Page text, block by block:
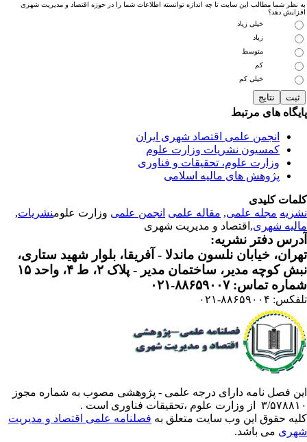
نظر شما مطالب این سایت تا چه اندازه توانسته اطلاعات شما را در حوزه اقتصاد و مدیریت شهری
دهد؟
خیلی زیاد
زیاد
متوسط
خیلی کم
های مرتبط
انجمن علمی اقتصاد شهری ایران
کمسیون نشریات وزارت علوم
وزارت علوم، تحقیقات و فناوری
پژوهش های مالیه اسلامی
کلیدی
مجله علمی, مقاله علمی انجمن علمیوزارت علومنشریات,
شهری ,اقتصاد و مدیریت شهری
دفتر نشریه:
خیابان نلسون ماندلا - آفریقا، بلوار شهید ستاری،
کوچه مدیر، ساختمان مدیر - پلاک ۲، ط ۴، واحد ۱۵
تماس: ۸۸۶۵۹۰۰۷-۰۲۱
۸۸۶۵۹۰۰۴-۰۲۱
فصل نامه دارای درجه علمی - پژوهشی مصوب به شماره مجوز
وزارت علوم ،تحقیقات فناوری است .
حقوق این وب سایت متعلق بهفصلنامه علمی اقتصاد و مدیریت
می باشد.